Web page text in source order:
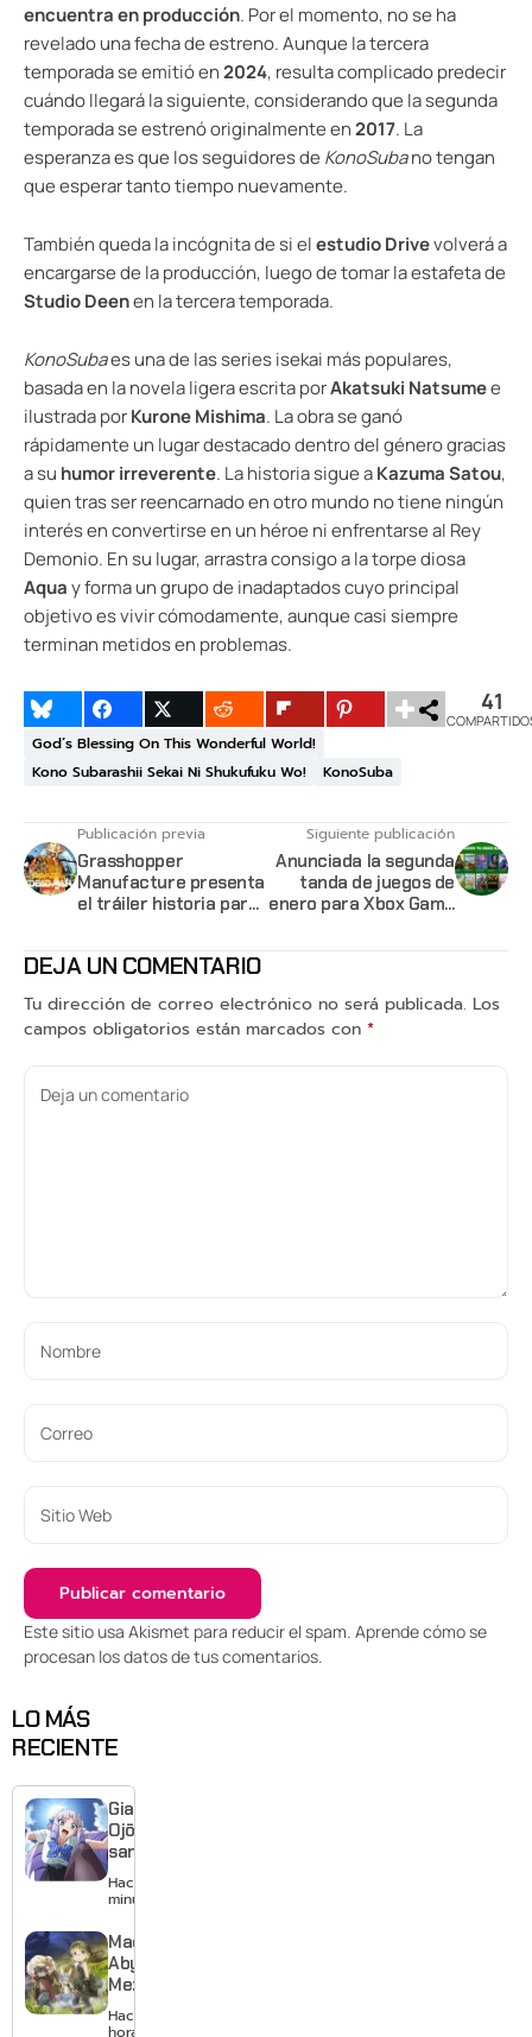
encuentra en producción. Por el momento, no se ha
revelado una fecha de estreno. Aunque la tercera
temporada se emitió en2024, resulta complicado predecir
cuándo llegará la siguiente, considerando que la segunda
temporada se estrenó originalmente en2017. La
esperanza es que los seguidores de KonoSubano tengan
que esperar tanto tiempo nuevamente.
También queda la incógnita de si elestudio Drivevolverá a
encargarse de la producción, luego de tomar la estafeta de
Studio Deenen la tercera temporada.
KonoSubaes una de las series isekai más populares,
basada en la novela ligera escrita porAkatsuki Natsumee
ilustrada porKurone Mishima. La obra se ganó
rápidamente un lugar destacado dentro del género gracias
a su humor irreverente. La historia sigue aKazuma Satou,
quien tras ser reencarnado en otro mundo no tiene ningún
interés en convertirse en un héroe ni enfrentarse al Rey
Demonio. En su lugar, arrastra consigo a la torpe diosa
Aquay forma un grupo de inadaptados cuyo principal
objetivo es vivir cómodamente, aunque casi siempre
terminan metidos en problemas.
41
God’s Blessing On This Wonderful World!
Kono Subarashii Sekai Ni Shukufuku Wo!
KonoSuba
Publicación previa
Grasshopper
Manufacture presenta
el tráiler historia para
Siguiente publicación
Anunciada la segunda
tanda de juegos de
enero para Xbox Game
DEJA UN COMENTARIO
Tu dirección de correo electrónico no será publicada. Los
campos obligatorios están marcados con *
Este sitio usa Akismet para reducir el spam. Aprende cómo se
procesan los datos de tus comentarios.
LO MÁS
RECIENTE
Giant
Ojō-
sama
revela
visual y
estreno
para
enero de
Hace 15
minutos
Made in
Abyss:
Mezameru
Shinpi
revela
Hace 2
horas